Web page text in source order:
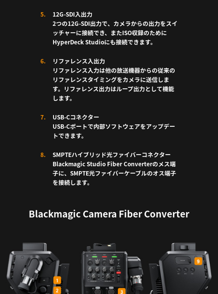
12G-SDI入出力
2つの12G-SDI出力で、カメラからの出力をスイ
ッチャーに接続でき、またISO収録のために
HyperDeck Studioにも接続できます。
リファレンス入出力
リファレンス入力は他の放送機器からの従来の
リファレンスタイミングをカメラに送信しま
す。リファレンス出力はループ出力として機能
します。
USB-Cコネクター
USB-Cポートで内部ソフトウェアをアップデー
トできます。
SMPTEハイブリッド光ファイバーコネクター
Blackmagic Studio Fiber Converterのメス端
子に、SMPTE光ファイバーケーブルのオス端子
を接続します。
Blackmagic Camera Fiber Converter